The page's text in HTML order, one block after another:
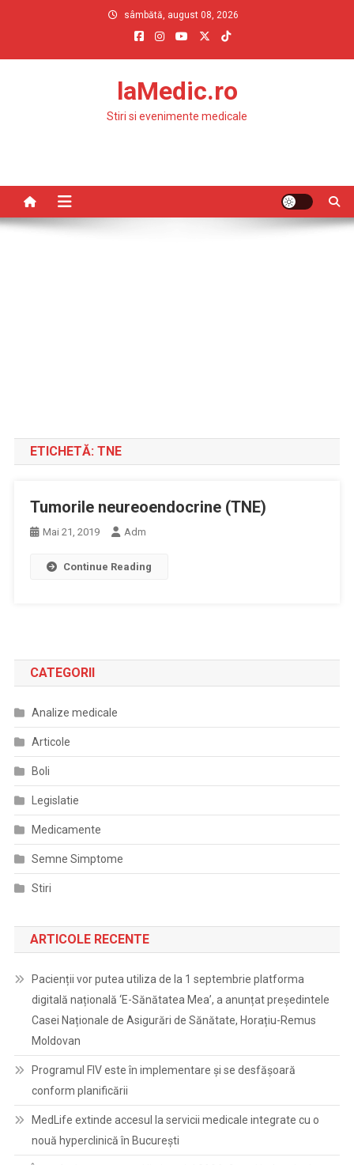
sâmbătă, august 08, 2026
laMedic.ro
Stiri si evenimente medicale
ETICHETĂ: TNE
Tumorile neureoendocrine (TNE)
Mai 21, 2019 Adm
Continue Reading
CATEGORII
Analize medicale
Articole
Boli
Legislatie
Medicamente
Semne Simptome
Stiri
ARTICOLE RECENTE
Pacienții vor putea utiliza de la 1 septembrie platforma
digitală națională ‘E-Sănătatea Mea’, a anunțat președintele
Casei Naționale de Asigurări de Sănătate, Horațiu-Remus
Moldovan
Programul FIV este în implementare și se desfășoară
conform planificării
MedLife extinde accesul la servicii medicale integrate cu o
nouă hyperclinică în București